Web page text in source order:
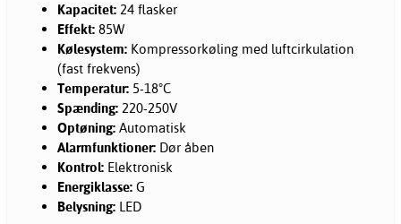
Kapacitet: 24 flasker
Effekt: 85W
Kølesystem: Kompressorkøling med luftcirkulation
(fast frekvens)
Temperatur: 5-18°C
Spænding: 220-250V
Optøning: Automatisk
Alarmfunktioner: Dør åben
Kontrol: Elektronisk
Energiklasse: G
Belysning: LED